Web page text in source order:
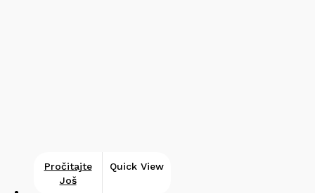
Pročitajte
Još
Quick View